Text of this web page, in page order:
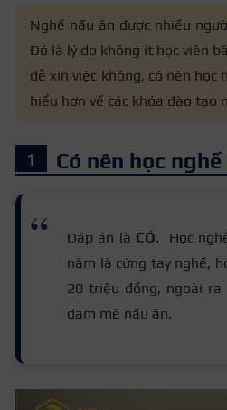
Nghề nấu ăn được nhiều
Đó là lý do không ít học viên
dễ xin việc không, có nên học
hiểu hơn về các khóa đào tạo
Có nên học
Đáp án là CÓ. Học
năm là cứng tay nghề,
20 triệu đồng, ngoài
đam mê nấu ăn.